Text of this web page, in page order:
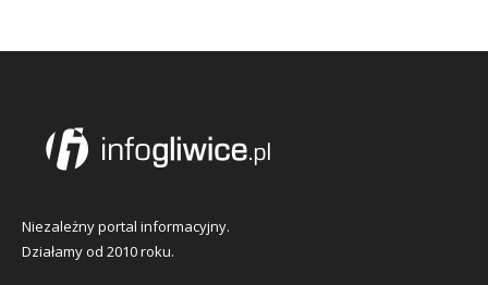
Niezależny portal informacyjny.
Działamy od 2010 roku.